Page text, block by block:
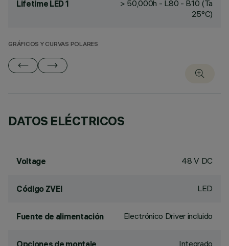
Lifetime LED 1
> 50,000h - L80 - B10 (Ta
25°C)
GRÁFICOS Y CURVAS POLARES
DATOS ELÉCTRICOS
Voltage 48 V DC
Código ZVEI LED
Fuente de alimentación Electrónico Driver incluido
Opciones de montaje Integrado